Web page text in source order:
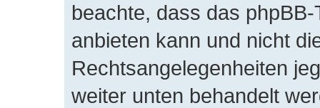
beachte, dass das
anbieten kann und nicht
Rechtsangelegenheiten
weiter unten behandelt